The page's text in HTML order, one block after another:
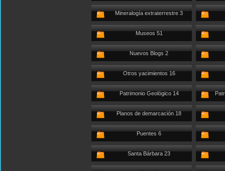
Mineralogía extraterrestre 3
Museos 51
Nuevos Blogs 2
Otros yacimientos 16
Patrimonio Geológico 14
Planos de demarcación 18
Puentes 6
Santa Bárbara 23